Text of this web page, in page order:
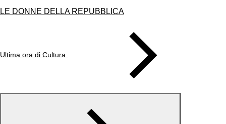
LE DONNE DELLA REPUBBLICA
Ultima ora di Cultura